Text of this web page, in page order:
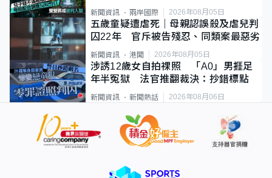
新聞資訊 兩岸國際 2026年08月05日
五歲童疑遭虐死｜母親認誤殺及虐兒判
囚22年 官斥被告殘忍、同類案最惡劣
新聞資訊 港聞 2026年08月05日
涉誘12歲女自拍祼照 「A0」男捱足
年半冤獄 法官推翻裁決：抄錯標點
新聞資訊 新聞熱話 2026年08月06日